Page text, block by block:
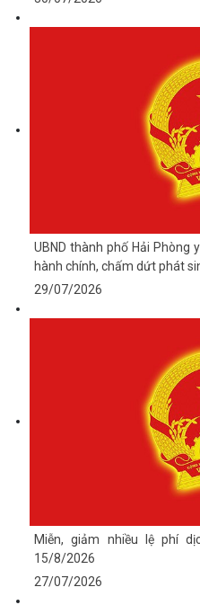
UBND thành phố Hải Phòng
hành chính, chấm dứt phát
29/07/2026
Miễn, giảm nhiều lệ phí
15/8/2026
27/07/2026